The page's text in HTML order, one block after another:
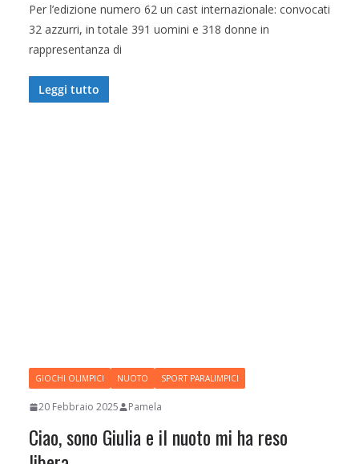
Per l’edizione numero 62 un cast internazionale: convocati
32 azzurri, in totale 391 uomini e 318 donne in
rappresentanza di
Leggi tutto
GIOCHI OLIMPICI NUOTO SPORT PARALIMPICI
20 Febbraio 2025 Pamela
Ciao, sono Giulia e il nuoto mi ha reso